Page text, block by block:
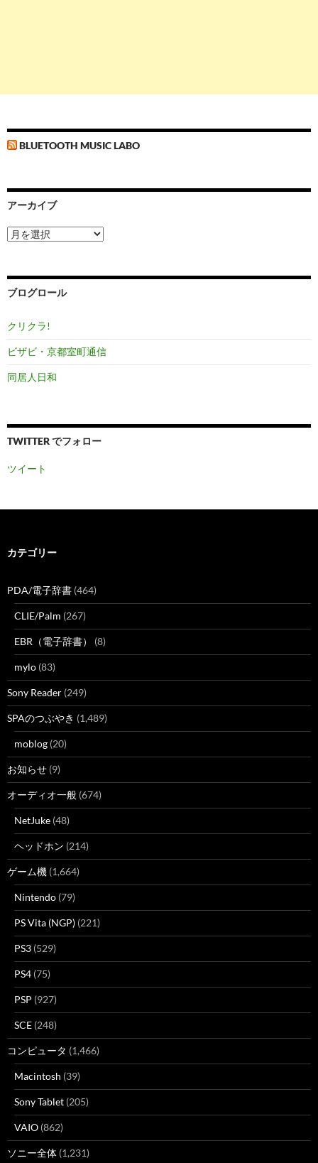
BLUETOOTH MUSIC LABO
アーカイブ
ア
ー
ブ
ブログロール
クリクラ!
ビザビ・京都室町通信
同居人日和
TWITTER でフォロー
ツイート
カテゴリー
PDA/電子辞書 (464)
CLIE/Palm (267)
EBR（電子辞書） (8)
mylo (83)
Sony Reader (249)
SPAのつぶやき (1,489)
moblog (20)
お知らせ (9)
オーディオ一般 (674)
NetJuke (48)
ヘッドホン (214)
ゲーム機 (1,664)
Nintendo (79)
PS Vita (NGP) (221)
PS3 (529)
PS4 (75)
PSP (927)
SCE (248)
コンピュータ (1,466)
Macintosh (39)
Sony Tablet (205)
VAIO (862)
ソニー全体 (1,231)